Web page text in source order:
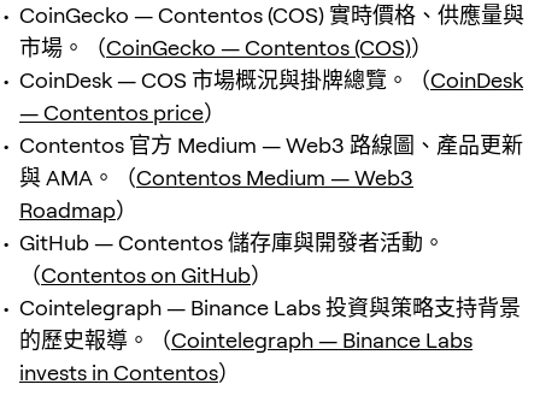
CoinGecko — Contentos (COS) 實時價格、供應量與
市場。（CoinGecko — Contentos (COS)）
CoinDesk — COS 市場概況與掛牌總覽。（CoinDesk
— Contentos price）
Contentos 官方 Medium — Web3 路線圖、產品更新
與 AMA。（Contentos Medium — Web3
Roadmap）
GitHub — Contentos 儲存庫與開發者活動。
（Contentos on GitHub）
Cointelegraph — Binance Labs 投資與策略支持背景
的歷史報導。（Cointelegraph — Binance Labs
invests in Contentos）